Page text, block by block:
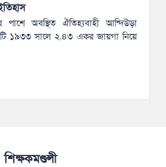
পাশে অবস্থিত ঐতিহ্যবাহী আন্দিউড়া
১৯৩৩ সালে ২.৪৩ একর জায়গা নিয়ে
শিক্ষকমণ্ডলী